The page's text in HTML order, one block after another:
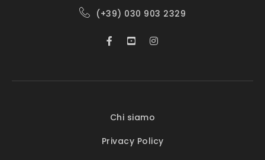
(+39) 030 903 2329
Chi siamo
Privacy Policy